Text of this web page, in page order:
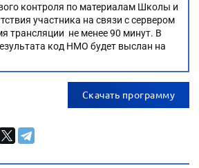
контроля по материалам Школы и
участника на связи с сервером
трансляции не менее 90 минут. В
код НМО будет выслан на
Скачать программу